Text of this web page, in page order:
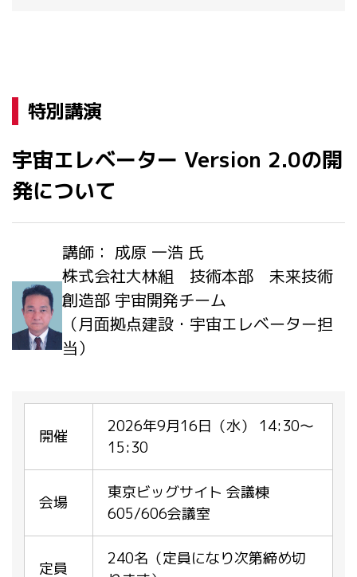
特別講演
宇宙エレベーター Version 2.0の開
発について
講師： 成原 一浩 氏
株式会社大林組 技術本部 未来技術
創造部 宇宙開発チーム
（月面拠点建設・宇宙エレベーター担
当）
開催
2026年9月16日（水） 14:30～
15:30
会場
東京ビッグサイト 会議棟
605/606会議室
定員
240名（定員になり次第締め切